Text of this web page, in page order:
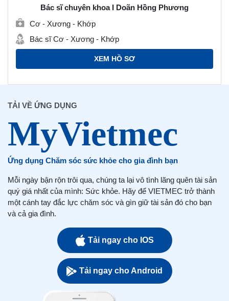
Bác sĩ chuyên khoa I Doãn Hồng Phương
Cơ - Xương - Khớp
Bác sĩ Cơ - Xương - Khớp
XEM HỒ SƠ
TẢI VỀ ỨNG DỤNG
Ứng dụng Chăm sóc sức khỏe cho gia đình bạn
Mỗi ngày bận rộn trôi qua, chúng ta lại vô tình lãng quên tài sản
quý giá nhất của mình: Sức khỏe. Hãy để VIETMEC trở thành
một cánh tay đắc lực chăm sóc và gìn giữ tài sản đó cho bạn
và cả gia đình.
Tải ngay cho IOS
Tải ngay cho Android